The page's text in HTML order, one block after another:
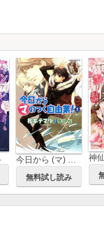
今日から (マ) のつく自由業！
無料試し読み